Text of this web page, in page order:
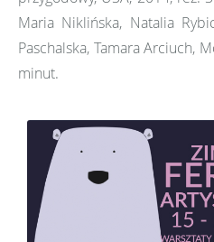
Maria Niklińska, Natalia
Paschalska, Tamara Arciuch,
minut.